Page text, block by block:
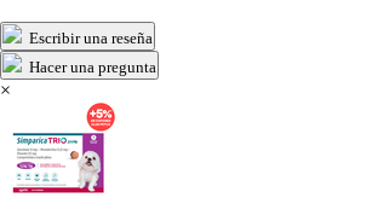
Escribir una reseña
Hacer una pregunta
×